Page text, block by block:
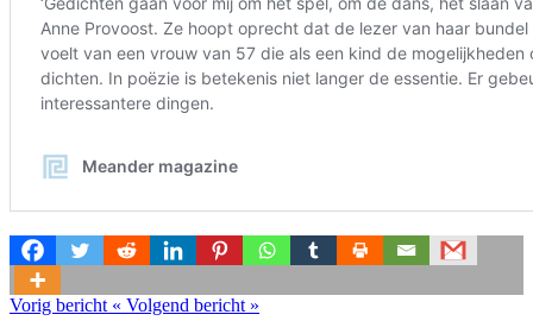
Vorig bericht « Volgend bericht »